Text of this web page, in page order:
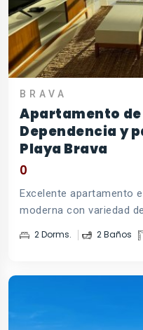
BRAVA
Apartamento
Dependencia y
Playa Brava
0
Excelente apartamento
moderna con variedad
2 Dorms. 2 Baños